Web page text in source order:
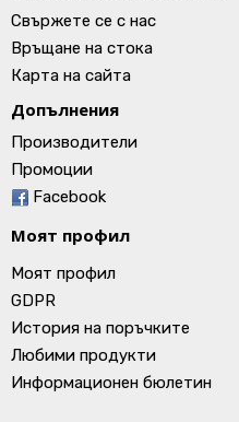
Свържете се с нас
Връщане на стока
Карта на сайта
Допълнения
Производители
Промоции
Facebook
Моят профил
Моят профил
GDPR
История на поръчките
Любими продукти
Информационен бюлетин